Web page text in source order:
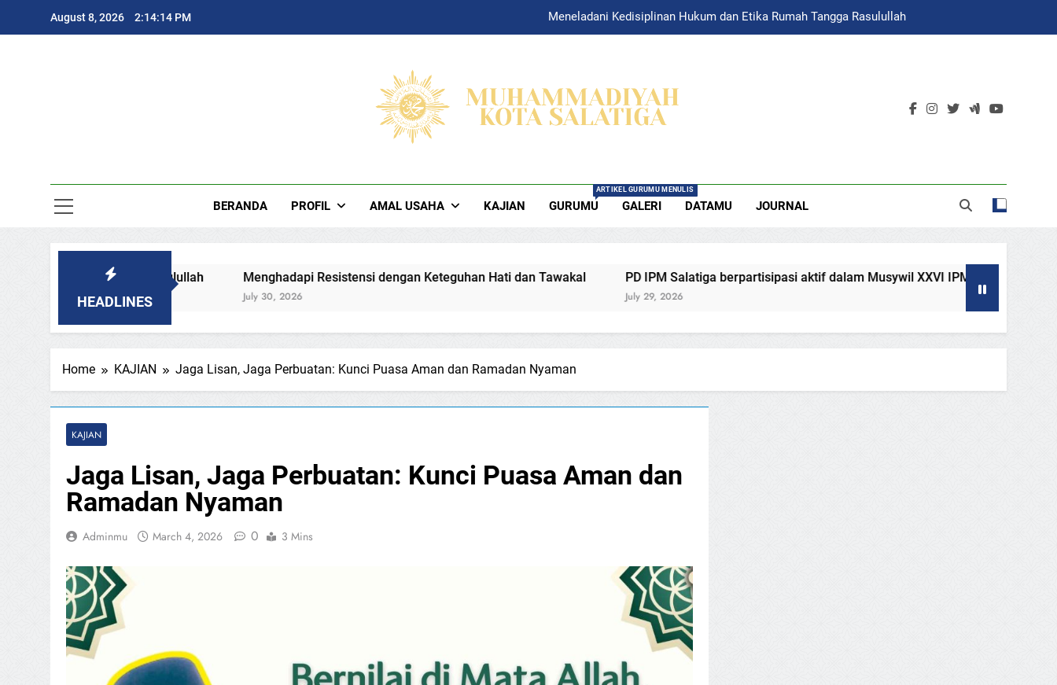
August 8, 2026 2:14:16 PM Meneladani Kedisiplinan Hukum dan Etika Rumah Tangga Rasulullah
BERANDA PROFIL AMAL USAHA KAJIAN GURUMU
ARTIKEL GURUMU MENULIS
GALERI DATAMU JOURNAL
HEADLINES
Menghadapi Resistensi dengan Keteguhan Hati dan Tawakal
July 30, 2026
PD IPM Salatiga berpartisipasi aktif dalam Musywil XXVI IPM Jawa Tengah
July 28, 2026
Home KAJIAN Jaga Lisan, Jaga Perbuatan: Kunci Puasa Aman dan Ramadan Nyaman
KAJIAN
Jaga Lisan, Jaga Perbuatan: Kunci Puasa Aman dan
Ramadan Nyaman
Adminmu March 4, 2026 0 3 Mins